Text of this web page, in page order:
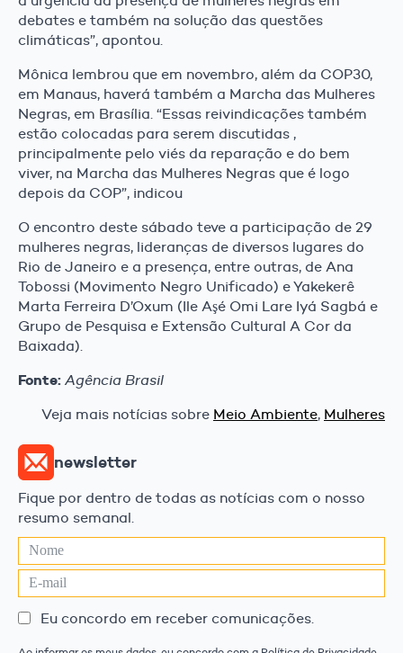
debates e também na solução das questões
climáticas”, apontou.
Mônica lembrou que em novembro, além da COP30,
em Manaus, haverá também a Marcha das Mulheres
Negras, em Brasília. “Essas reivindicações também
estão colocadas para serem discutidas ,
principalmente pelo viés da reparação e do bem
viver, na Marcha das Mulheres Negras que é logo
depois da COP”, indicou
O encontro deste sábado teve a participação de 29
mulheres negras, lideranças de diversos lugares do
Rio de Janeiro e a presença, entre outras, de Ana
Tobossi (Movimento Negro Unificado) e Yakekerê
Marta Ferreira D’Oxum (Ile Aşé Omi Lare Iyá Sagbá e
Grupo de Pesquisa e Extensão Cultural A Cor da
Baixada).
Fonte: Agência Brasil
Veja mais notícias sobre Meio Ambiente, Mulheres
newsletter
Fique por dentro de todas as notícias com o nosso
resumo semanal.
Eu concordo em receber comunicações.